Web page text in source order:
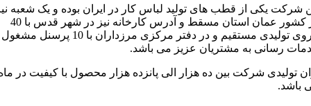
شرکت یکی از قطب های تولید لباس کار در ایران بوده و یک شعبه
در کشور عمان استان مسقط و آدرس کارخانه نیز در شهر قدس با 40
نیروی تولیدی مستقیم و در دفتر مرکزی مرزداران با 10 پرسنل مشغول
رسانی به مشتریان عزیز می باشد.
تولیدی شرکت بین ده هزار الی پانزده هزار محصول با کیفیت در
باشد.